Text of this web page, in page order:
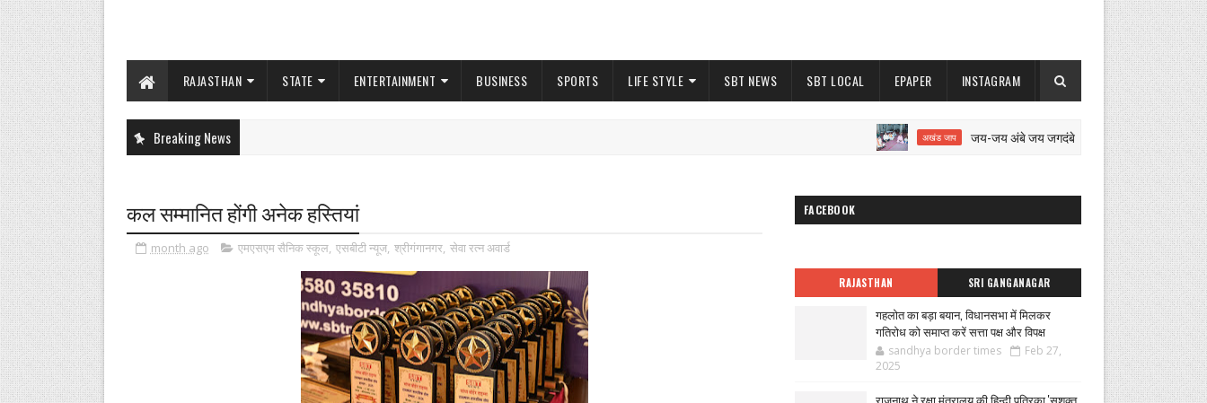
RAJASTHAN STATE ENTERTAINMENT BUSINESS SPORTS LIFE STYLE SBT NEWS SBT LOCAL EPAPER INSTAGRAM
Breaking News अखंड जाप जय-जय अंबे जय जगदंबे का 12 घंटे का अखंड जाप शुरू
कल सम्मानित होंगी अनेक हस्तियां
month ago एमएसएम सैनिक स्कूल, एसबीटी न्यूज, श्रीगंगानगर, सेवा रत्न अवार्ड
FACEBOOK
RAJASTHAN SRI GANGANAGAR
गहलोत का बड़ा बयान, विधानसभा में मिलकर
गतिरोध को समाप्त करें सत्ता पक्ष और विपक्ष
sandhya border times
Feb 27,
2025
राजनाथ ने रक्षा मंत्रालय की हिन्दी पत्रिका 'सशक्त